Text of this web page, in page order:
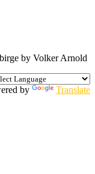
by Volker Arnold
by Translate